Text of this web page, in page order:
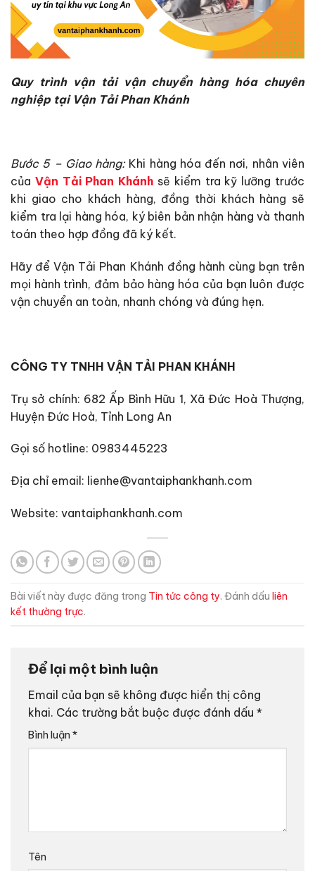
Quy trình vận tải vận chuyển hàng hóa chuyên
nghiệp tại Vận Tải Phan Khánh
Bước 5 – Giao hàng: Khi hàng hóa đến nơi, nhân viên
của Vận Tải Phan Khánh sẽ kiểm tra kỹ lưỡng trước
khi giao cho khách hàng, đồng thời khách hàng sẽ
kiểm tra lại hàng hóa, ký biên bản nhận hàng và thanh
toán theo hợp đồng đã ký kết.
Hãy để Vận Tải Phan Khánh đồng hành cùng bạn trên
mọi hành trình, đảm bảo hàng hóa của bạn luôn được
vận chuyển an toàn, nhanh chóng và đúng hẹn.
CÔNG TY TNHH VẬN TẢI PHAN KHÁNH
Trụ sở chính: 682 Ấp Bình Hữu 1, Xã Đức Hoà Thượng,
Huyện Đức Hoà, Tỉnh Long An
Gọi số hotline: 0983445223
Địa chỉ email: lienhe@vantaiphankhanh.com
Website: vantaiphankhanh.com
Bài viết này được đăng trong Tin tức công ty. Đánh dấu liên
kết thường trực.
Để lại một bình luận
Email của bạn sẽ không được hiển thị công
khai. Các trường bắt buộc được đánh dấu *
Bình luận *
Tên